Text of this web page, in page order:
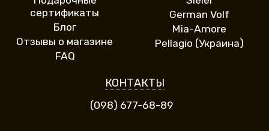
сертификаты
Блог
Отзывы о магазине
FAQ
German Volf
Mia-Amore
Pellagio (Украина)
КОНТАКТЫ
(098) 677-68-89